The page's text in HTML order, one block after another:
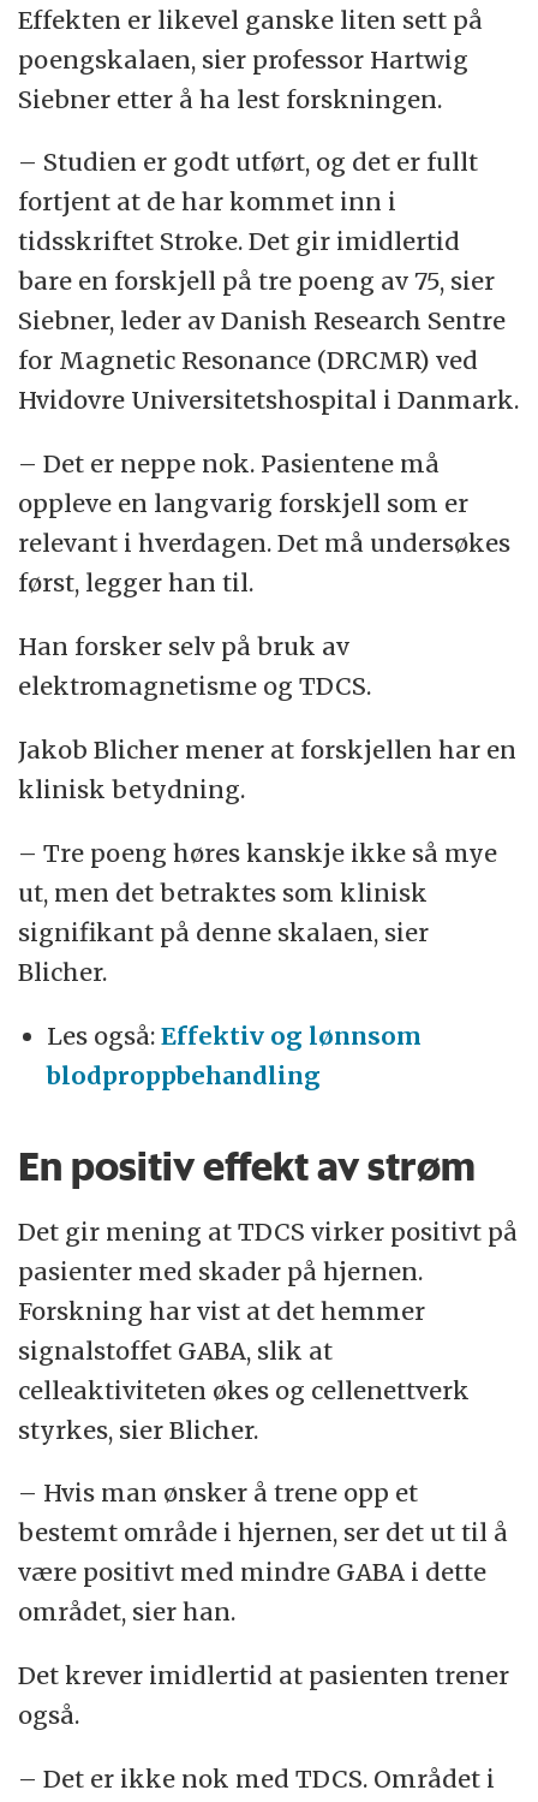
Effekten er likevel ganske liten sett på
poengskalaen, sier professor Hartwig
Siebner etter å ha lest forskningen.
– Studien er godt utført, og det er fullt
fortjent at de har kommet inn i
tidsskriftet Stroke. Det gir imidlertid
bare en forskjell på tre poeng av 75, sier
Siebner, leder av Danish Research Sentre
for Magnetic Resonance (DRCMR) ved
Hvidovre Universitetshospital i Danmark.
– Det er neppe nok. Pasientene må
oppleve en langvarig forskjell som er
relevant i hverdagen. Det må undersøkes
først, legger han til.
Han forsker selv på bruk av
elektromagnetisme og TDCS.
Jakob Blicher mener at forskjellen har en
klinisk betydning.
– Tre poeng høres kanskje ikke så mye
ut, men det betraktes som klinisk
signifikant på denne skalaen, sier
Blicher.
Les også:Effektiv og lønnsom
blodproppbehandling
En positiv effekt av strøm
Det gir mening at TDCS virker positivt på
pasienter med skader på hjernen.
Forskning har vist at det hemmer
signalstoffet GABA, slik at
celleaktiviteten økes og cellenettverk
styrkes, sier Blicher.
– Hvis man ønsker å trene opp et
bestemt område i hjernen, ser det ut til å
være positivt med mindre GABA i dette
området, sier han.
Det krever imidlertid at pasienten trener
også.
– Det er ikke nok med TDCS. Området i